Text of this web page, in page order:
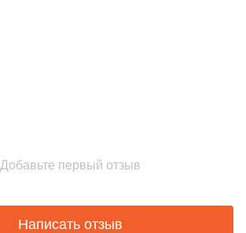
Добавьте первый отзыв
Написать отзыв